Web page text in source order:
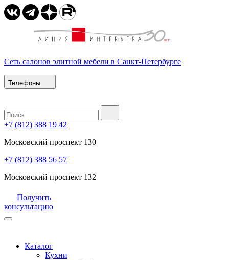
Сеть салонов элитной мебели в Санкт-Петербурге
Телефоны
+7 (812) 388 19 42
Московский проспект 130
+7 (812) 388 56 57
Московский проспект 132
Получить
консультацию
Каталог
Кухни